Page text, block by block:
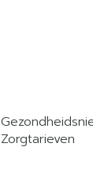
Zorgtarieven